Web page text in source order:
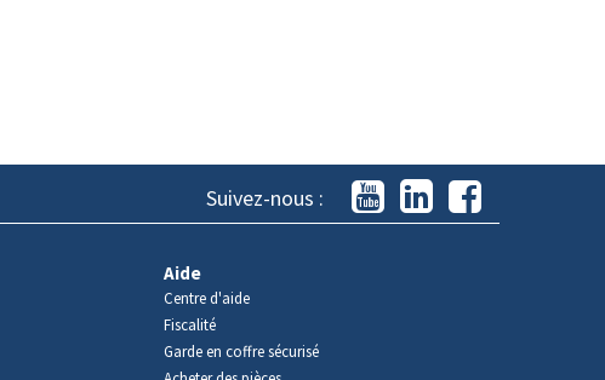
Suivez-nous :
Aide
Centre d'aide
Fiscalité
Garde en coffre sécurisé